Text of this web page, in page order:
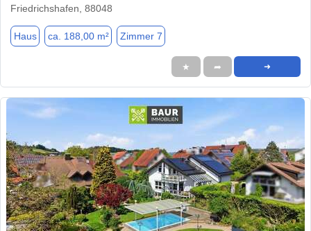
Friedrichshafen, 88048
Haus ca. 188,00 m² Zimmer 7
★ ➦ ➜